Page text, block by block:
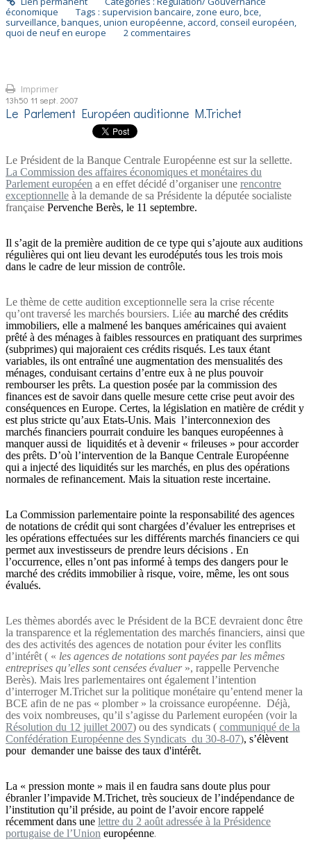
économique
Tags : supervision bancaire, zone euro,bce,
surveillance,banques,union européenne, accord,conseil européen,
quoi de neuf en europe
2commentaires
Imprimer
13h50 11 sept. 2007
Le Parlement Européen auditionne M.Trichet
Le Président de la Banque Centrale Européenne est sur la sellette.
La Commission des affaires économiques et monétaires du
Parlement européen a en effet décidé d’organiser unerencontre
exceptionnelle à la demande de sa Présidente la députée socialiste
françaisePervenche Berès, le 11 septembre.
Il s’agit de la première audition de ce type qui s’ajoute aux auditions
régulières qui ont lieu devant les eurodéputés tous les trois mois
dans le cadre de leur mission de contrôle.
Le thème de cette audition exceptionnelle sera la crise récente
qu’ont traversé les marchés boursiers. Liéeau marché des crédits
immobiliers, elle a malmené les banques américaines qui avaient
prêté à des ménages à faibles ressources en pratiquant des surprimes
(subprimes) qui majoraient ces crédits risqués. Les taux étant
variables, ils ont entraîné une augmentation des mensualités des
ménages, conduisant certains d’entre eux à ne plus pouvoir
rembourser les prêts. La question posée par la commission des
finances est de savoir dans quelle mesure cette crise peut avoir des
conséquences en Europe. Certes, la législation en matière de crédit y
est plus stricte qu’aux Etats-Unis. Mais l’interconnexion des
marchés financiers pourrait conduire les banques européennes à
manquer aussi de liquidités et à devenir « frileuses » pour accorder
des prêts. D’où l’intervention de la Banque Centrale Européenne
qui a injecté des liquidités sur les marchés, en plus des opérations
normales de refinancement. Mais la situation reste incertaine.
La Commission parlementaire pointe la responsabilité des agences
de notations de crédit qui sont chargées d’évaluer les entreprises et
les opérations effectuées sur les différents marchés financiers ce qui
permet aux investisseurs de prendre leurs décisions . En
l’occurrence, elles n’ont pas informé à temps des dangers pour le
marché des crédits immobilier à risque, voire, même, les ont sous
évalués.
Les thèmes abordés avec le Président de la BCE devraient donc être
la transparence et la réglementation des marchés financiers, ainsi que
des des activités des agences de notation pour éviter les conflits
d’intérêt ( « les agences de notations sont payées par les mêmes
entreprises qu’elles sont censées évaluer », rappelle Pervenche
Berès). Mais lres parlementaires ont également l’intention
d’interroger M.Trichet sur la politique monétaire qu’entend mener la
BCE afin de ne pas « plomber » la croissance européenne. Déjà,
des voix nombreuses, qu’il s’agisse du Parlement européen (voir la
Résolution du 12 juillet 2007) ou des syndicats (communiqué de la
Confédération Européenne des Syndicats du 30-8-07), s’élèvent
pour demander une baisse des taux d'intérêt.
La « pression monte » mais il en faudra sans doute plus pour
ébranler l’impavide M.Trichet, très soucieux de l’indépendance de
l’institution qu’il préside, au point de l’avoir encore rappelé
récemment dans unelettre du 2 août adressée à la Présidence
portugaise de l’Union européenne.